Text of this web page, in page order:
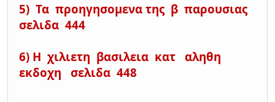
5) Τα προηγησομενα της β παρουσιας
σελιδα 444
6) Η χιλιετη βασιλεια κατ αληθη
εκδοχη σελιδα 448